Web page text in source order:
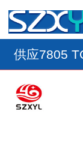
供应7805